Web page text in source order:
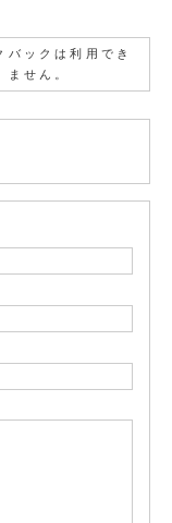
バックは利用でき
ません。